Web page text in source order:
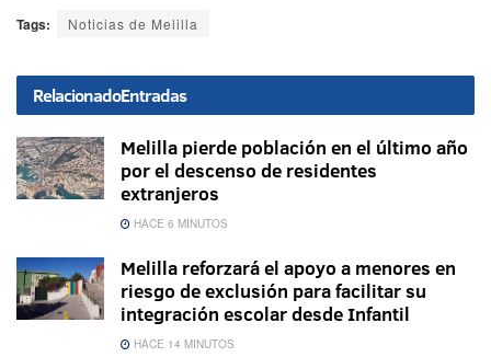
Tags: Noticias de Melilla
RelacionadoEntradas
Melilla pierde población en el último año
por el descenso de residentes
extranjeros
HACE 6 MINUTOS
Melilla reforzará el apoyo a menores en
riesgo de exclusión para facilitar su
integración escolar desde Infantil
HACE 14 MINUTOS